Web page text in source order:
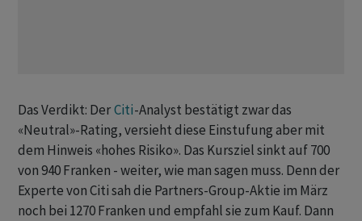
Das Verdikt: DerCiti-Analyst bestätigt zwar das
«Neutral»-Rating, versieht diese Einstufung aber mit
dem Hinweis «hohes Risiko». Das Kursziel sinkt auf 700
von 940 Franken - weiter, wie man sagen muss. Denn der
Experte von Citi sah die Partners-Group-Aktie im März
noch bei 1270 Franken und empfahl sie zum Kauf. Dann